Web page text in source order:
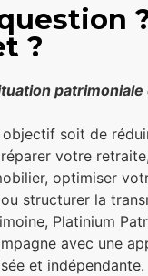
?
patrimoniale
objectif soit de
votre
optimiser
structurer la
Platinium
avec une
et indépendante.